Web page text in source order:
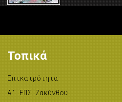
Τοπικά
Επικαιρότητα
A’ ΕΠΣ Ζακύνθου